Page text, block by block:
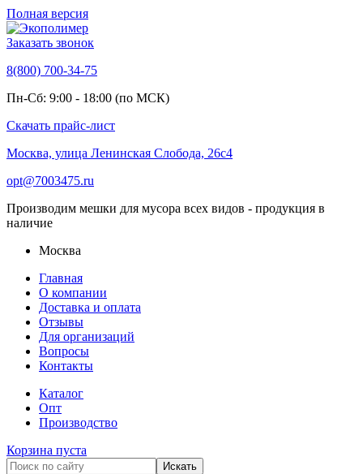
Полная версия
Заказать звонок
8(800) 700-34-75
Пн-Сб: 9:00 - 18:00 (по МСК)
Скачать прайс-лист
Москва, улица Ленинская Слобода, 26с4
opt@7003475.ru
Производим мешки для мусора всех видов - продукция в
наличие
Москва
Главная
О компании
Доставка и оплата
Отзывы
Для организаций
Вопросы
Контакты
Каталог
Опт
Производство
Корзина пуста